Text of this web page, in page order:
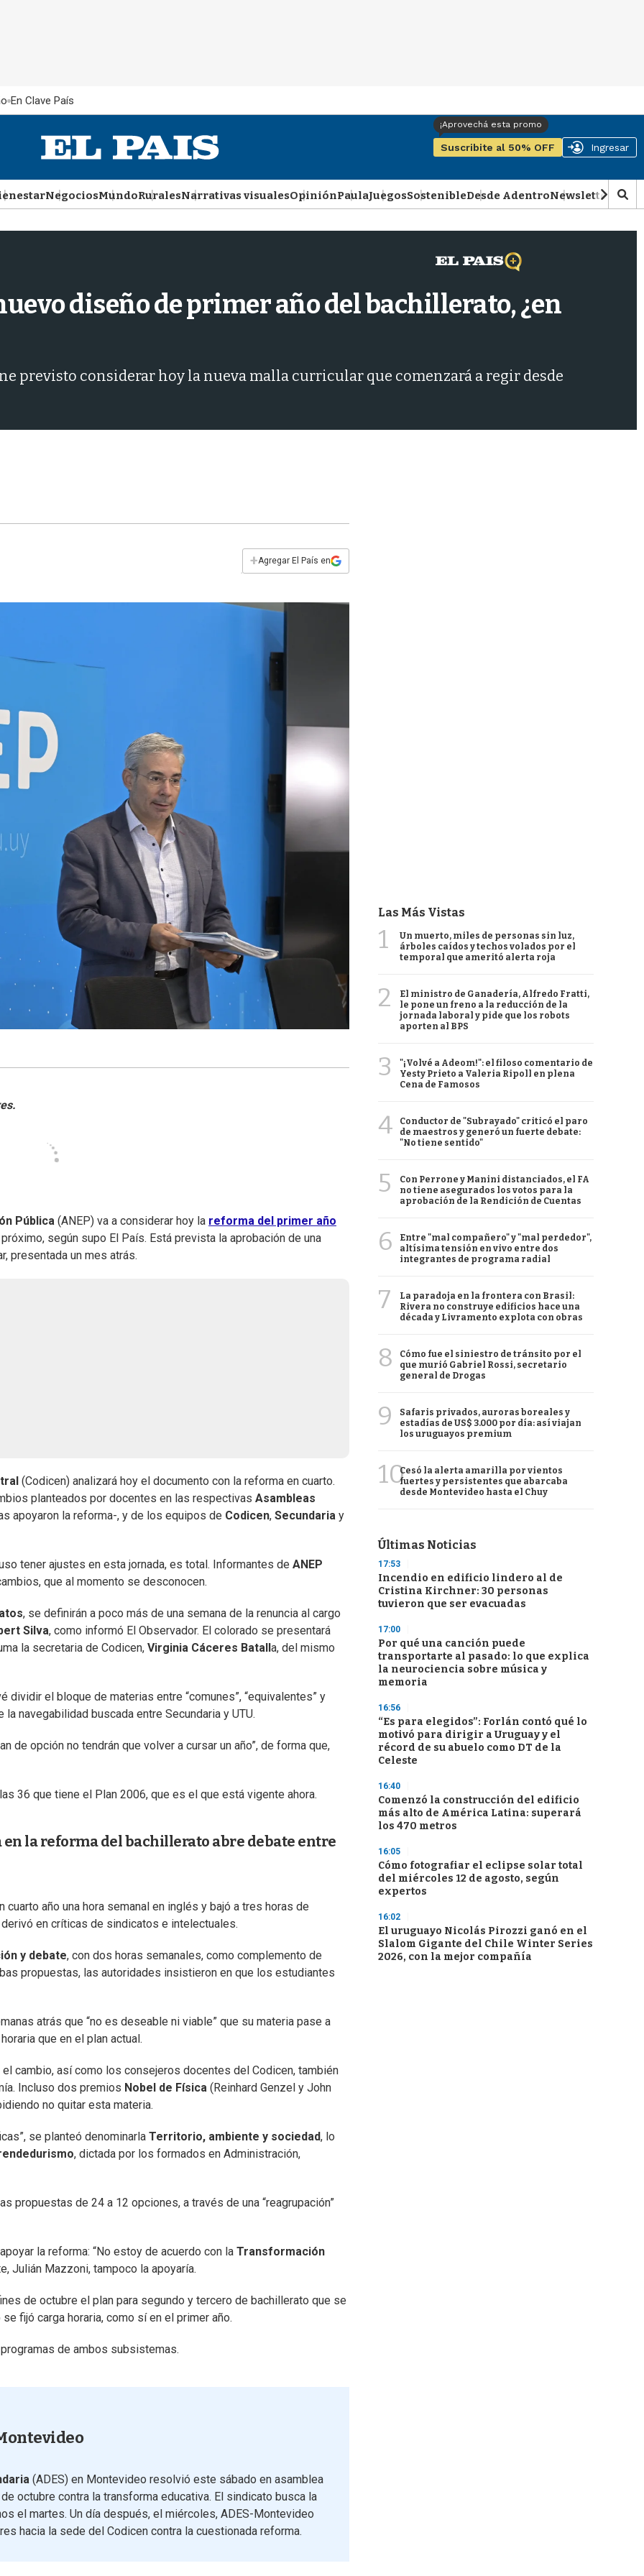
En Clave País
Suscribite al 50% OFF Ingresar
NegociosMundoRuralesNarrativas visualesOpiniónPaulaJuegosSostenibleDesde AdentroNewsletter
M
o
s
diseño de primer año del bachillerato, ¿en
previsto considerar hoy la nueva malla curricular que comenzará a regir desde
+Agregar El País en
Pública (ANEP) va a considerar hoy la reforma del primer año
según supo El País. Está prevista la aprobación de una
presentada un mes atrás.
(Codicen) analizará hoy el documento con la reforma en cuarto.
planteados por docentes en las respectivas Asambleas
apoyaron la reforma-, y de los equipos de Codicen, Secundaria y
tener ajustes en esta jornada, es total. Informantes de ANEP
que al momento se desconocen.
, se definirán a poco más de una semana de la renuncia al cargo
Silva, como informó El Observador. El colorado se presentará
la secretaria de Codicen, Virginia Cáceres Batall a, del mismo
dividir el bloque de materias entre “comunes”, “equivalentes” y
navegabilidad buscada entre Secundaria y UTU.
de opción no tendrán que volver a cursar un año”, de forma que,
36 que tiene el Plan 2006, que es el que está vigente ahora.
en la reforma del bachillerato abre debate entre
año una hora semanal en inglés y bajó a tres horas de
en críticas de sindicatos e intelectuales.
y debate, con dos horas semanales, como complemento de
propuestas, las autoridades insistieron en que los estudiantes
atrás que “no es deseable ni viable” que su materia pase a
que en el plan actual.
cambio, así como los consejeros docentes del Codicen, también
Incluso dos premios Nobel de Física (Reinhard Genzel y John
no quitar esta materia.
se planteó denominarla Territorio, ambiente y sociedad, lo
, dictada por los formados en Administración,
propuestas de 24 a 12 opciones, a través de una “reagrupación”
la reforma: “No estoy de acuerdo con la Transformación
Julián Mazzoni, tampoco la apoyaría.
de octubre el plan para segundo y tercero de bachillerato que se
fijó carga horaria, como sí en el primer año.
de ambos subsistemas.
(ADES) en Montevideo resolvió este sábado en asamblea
octubre contra la transforma educativa. El sindicato busca la
el martes. Un día después, el miércoles, ADES-Montevideo
hacia la sede del Codicen contra la cuestionada reforma.
Las Más Vistas
1
Un muerto, miles de personas sin luz,
árboles caídos y techos volados por el
temporal que ameritó alerta roja
2
El ministro de Ganadería, Alfredo Fratti,
le pone un freno a la reducción de la
jornada laboral y pide que los robots
aporten al BPS
3
"¡Volvé a Adeom!": el filoso comentario de
Yesty Prieto a Valeria Ripoll en plena
Cena de Famosos
4
Conductor de "Subrayado" criticó el paro
de maestros y generó un fuerte debate:
"No tiene sentido"
5
Con Perrone y Manini distanciados, el FA
no tiene asegurados los votos para la
aprobación de la Rendición de Cuentas
6
Entre "mal compañero" y "mal perdedor",
altísima tensión en vivo entre dos
integrantes de programa radial
7
La paradoja en la frontera con Brasil:
Rivera no construye edificios hace una
década y Livramento explota con obras
8
Cómo fue el siniestro de tránsito por el
que murió Gabriel Rossi, secretario
general de Drogas
9
Safaris privados, auroras boreales y
estadías de US$ 3.000 por día: así viajan
los uruguayos premium
10Cesó la alerta amarilla por vientos
fuertes y persistentes que abarcaba
desde Montevideo hasta el Chuy
Últimas Noticias
17:53
Incendio en edificio lindero al de
Cristina Kirchner: 30 personas
tuvieron que ser evacuadas
17:00
Por qué una canción puede
transportarte al pasado: lo que explica
la neurociencia sobre música y
memoria
16:56
“Es para elegidos”: Forlán contó qué lo
motivó para dirigir a Uruguay y el
récord de su abuelo como DT de la
Celeste
16:40
Comenzó la construcción del edificio
más alto de América Latina: superará
los 470 metros
16:05
Cómo fotografiar el eclipse solar total
del miércoles 12 de agosto, según
expertos
16:02
El uruguayo Nicolás Pirozzi ganó en el
Slalom Gigante del Chile Winter Series
2026, con la mejor compañía